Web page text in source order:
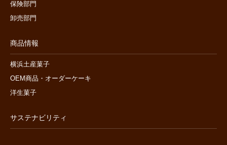
保険部門
卸売部門
商品情報
横浜土産菓子
OEM商品・オーダーケーキ
洋生菓子
サステナビリティ